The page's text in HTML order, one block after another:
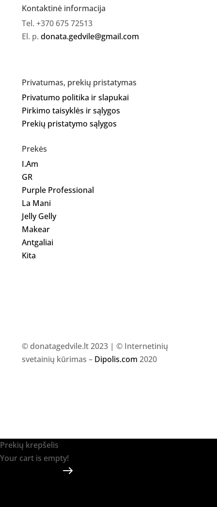
Kontaktinė informacija
Tel. +370 675 72513
El. p. donata.gedvile@gmail.com
Privatumas, prekių pristatymas
Privatumo politika ir slapukai
Pirkimo taisyklės ir sąlygos
Prekių pristatymo sąlygos
Prekės
I.Am
GR
Purple Professional
La Mani
Jelly Gelly
Makear
Antgaliai
Kita
© donatagedvile.lt 2023 | © Internetinių
svetainių kūrimas – Dipolis.com 2020
Prekių krepšelis
Your cart is empty!